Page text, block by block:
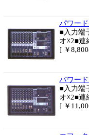
パワー
■入力端
オ☓2■連
[ ￥
パワー
■入力端
オ☓2■連
[ ￥